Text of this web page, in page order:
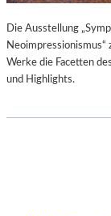
Die Ausstellung
Werke die Facetten
und Highlights.